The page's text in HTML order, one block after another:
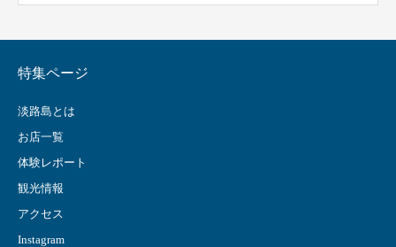
特集ページ
淡路島とは
お店一覧
体験レポート
観光情報
アクセス
Instagram